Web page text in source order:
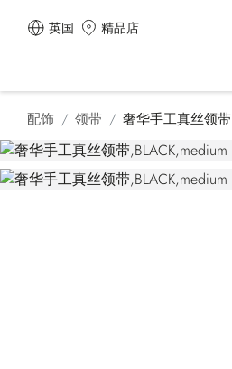
英国 精品店
配饰 领带 奢华手工真丝领带